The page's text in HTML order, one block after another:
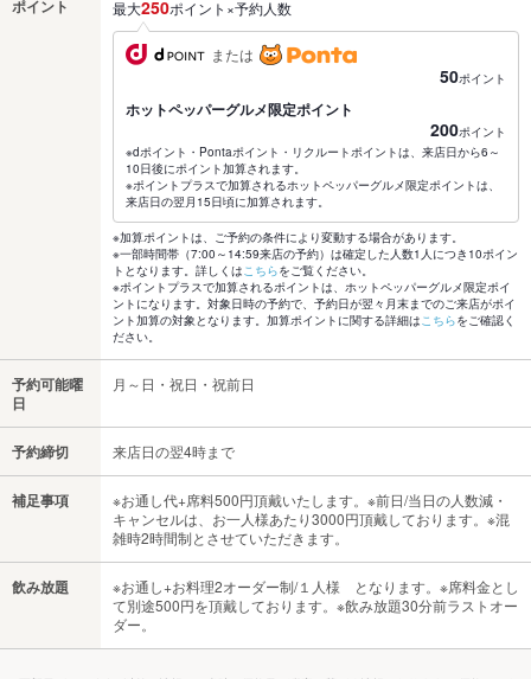
ポイント 最大250ポイント×予約人数
または
50ポイント
ホットペッパーグルメ限定ポイント
200ポイント
※dポイント・Pontaポイント・リクルートポイントは、来店日から6～
10日後にポイント加算されます。
※ポイントプラスで加算されるホットペッパーグルメ限定ポイントは、
来店日の翌月15日頃に加算されます。
※加算ポイントは、ご予約の条件により変動する場合があります。
※一部時間帯（7:00～14:59来店の予約）は確定した人数1人につき10ポイン
トとなります。詳しくはこちらをご覧ください。
※ポイントプラスで加算されるポイントは、ホットペッパーグルメ限定ポイ
ントになります。対象日時の予約で、予約日が翌々月末までのご来店がポイ
ント加算の対象となります。加算ポイントに関する詳細はこちらをご確認く
ださい。
予約可能曜
日
月～日・祝日・祝前日
予約締切 来店日の翌4時まで
補足事項
※お通し代+席料500円頂戴いたします。※前日/当日の人数減・
キャンセルは、お一人様あたり3000円頂戴しております。※混
雑時2時間制とさせていただきます。
飲み放題
※お通し+お料理2オーダー制/１人様 となります。※席料金とし
て別途500円を頂戴しております。※飲み放題30分前ラストオー
ダー。